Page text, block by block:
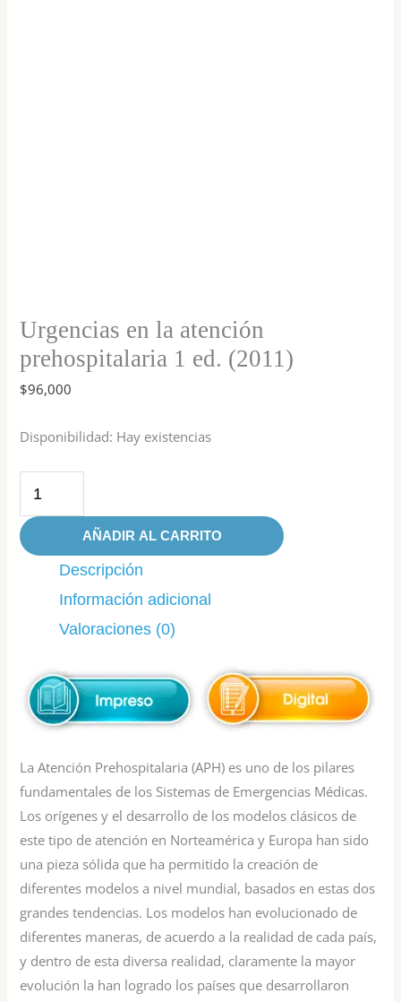
Urgencias en la atención
prehospitalaria 1 ed. (2011)
$96,000
Disponibilidad: Hay existencias
AÑADIR AL CARRITO
Descripción
Información adicional
Valoraciones (0)
La Atención Prehospitalaria (APH) es uno de los pilares
fundamentales de los Sistemas de Emergencias Médicas.
Los orígenes y el desarrollo de los modelos clásicos de
este tipo de atención en Norteamérica y Europa han sido
una pieza sólida que ha permitido la creación de
diferentes modelos a nivel mundial, basados en estas dos
grandes tendencias. Los modelos han evolucionado de
diferentes maneras, de acuerdo a la realidad de cada país,
y dentro de esta diversa realidad, claramente la mayor
evolución la han logrado los países que desarrollaron